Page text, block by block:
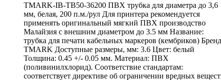
TMARK-IB-TB50-36200 ПВХ трубка для диаметра до 3,6
мм, белая, 200 п.м./рул Для принтера рекомендуется
применять оригинальный мягкий ПВХ производство
Малайзия с внешним диаметром до 3.5 мм Название:
трубка для печати кабельных маркеров (кембриков)
TMARK Доступные размеры, мм: 3.6 Цвет: белый
Толщина: 0.45 +/- 0.05 мм. Материал: ПВХ
(поливинилхлорид). Соответствие стандартам:
соответствует директиве об ограничении вредных